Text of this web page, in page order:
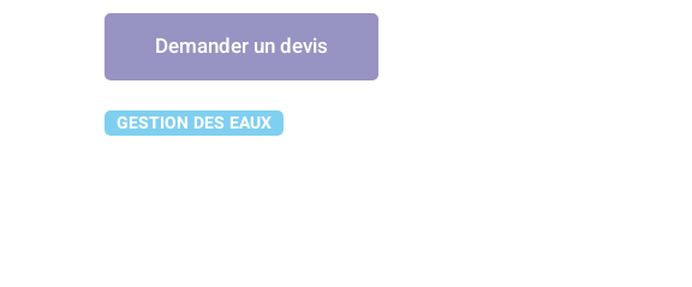
Demander un devis
GESTION DES EAUX